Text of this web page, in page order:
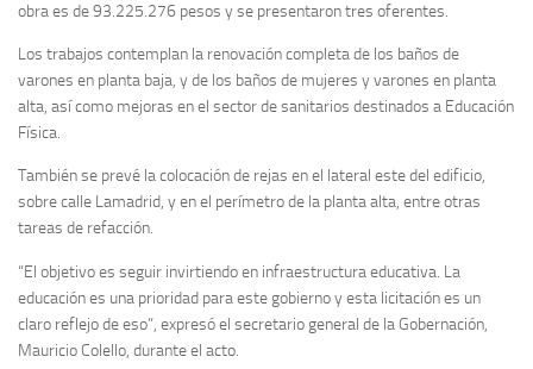
obra es de 93.225.276 pesos y se presentaron tres oferentes.
Los trabajos contemplan la renovación completa de los baños de
varones en planta baja, y de los baños de mujeres y varones en planta
alta, así como mejoras en el sector de sanitarios destinados a Educación
Física.
También se prevé la colocación de rejas en el lateral este del edificio,
sobre calle Lamadrid, y en el perímetro de la planta alta, entre otras
tareas de refacción.
“El objetivo es seguir invirtiendo en infraestructura educativa. La
educación es una prioridad para este gobierno y esta licitación es un
claro reflejo de eso”, expresó el secretario general de la Gobernación,
Mauricio Colello, durante el acto.